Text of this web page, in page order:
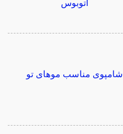
اتوبوس
شامپوی مناسب موهای تو